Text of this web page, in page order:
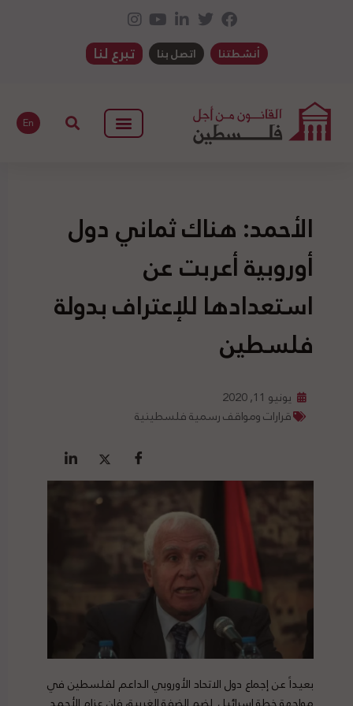
أنشطتنا اتصل بنا تبرع لنا
En
الأحمد: هناك ثماني دول
أوروبية أعربت عن
استعدادها للإعتراف بدولة
فلسطين
يونيو 11, 2020
قرارات ومواقف رسمية فلسطينية
بعيداً عن إجماع دول الاتحاد الأوروبي الداعم لفلسطين في